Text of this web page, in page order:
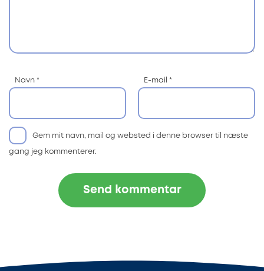
Navn * E-mail *
Gem mit navn, mail og websted i denne browser til næste
gang jeg kommenterer.